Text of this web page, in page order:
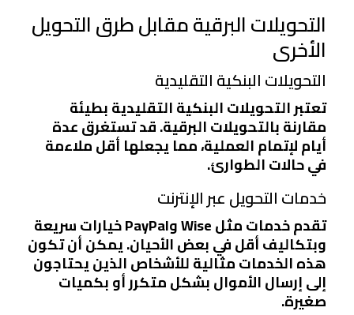
التحويلات البرقية مقابل طرق التحويل
الأخرى
التحويلات البنكية التقليدية
تعتبر التحويلات البنكية التقليدية بطيئة
مقارنة بالتحويلات البرقية. قد تستغرق عدة
أيام لإتمام العملية، مما يجعلها أقل ملاءمة
في حالات الطوارئ.
خدمات التحويل عبر الإنترنت
تقدم خدمات مثل Wise وPayPal خيارات سريعة
وبتكاليف أقل في بعض الأحيان. يمكن أن تكون
هذه الخدمات مثالية للأشخاص الذين يحتاجون
إلى إرسال الأموال بشكل متكرر أو بكميات
صغيرة.